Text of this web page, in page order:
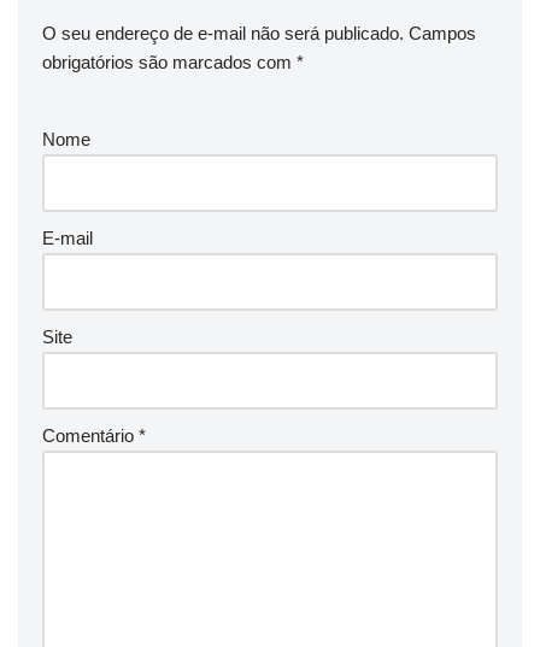
O seu endereço de e-mail não será publicado. Campos
obrigatórios são marcados com *
Nome
E-mail
Site
Comentário *